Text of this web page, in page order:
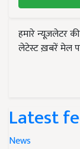
हमारे न्यूज़लेटर
लेटेस्ट ख़बरें मेल
Latest
News